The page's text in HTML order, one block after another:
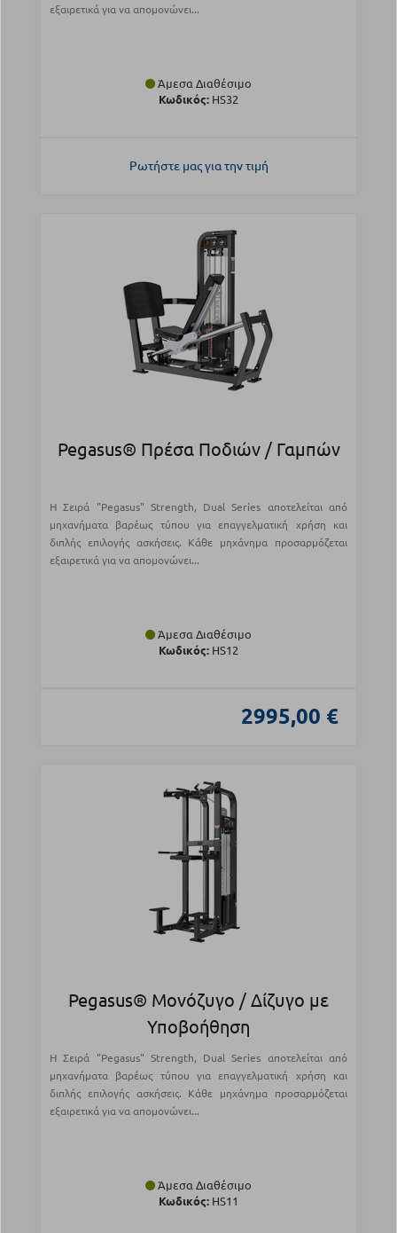
εξαιρετικά για να απομονώνει...
Άμεσα Διαθέσιμο
Κωδικός: HS32
Ρωτήστε μας για την τιμή
Pegasus® Πρέσα Ποδιών / Γαμπών
Η Σειρά "Pegasus" Strength, Dual Series αποτελείται από
μηχανήματα βαρέως τύπου για επαγγελματική χρήση και
διπλής επιλογής ασκήσεις. Κάθε μηχάνημα προσαρμόζεται
εξαιρετικά για να απομονώνει...
Άμεσα Διαθέσιμο
Κωδικός: HS12
2995,00 €
Pegasus® Μονόζυγο / Δίζυγο με
Υποβοήθηση
Η Σειρά "Pegasus" Strength, Dual Series αποτελείται από
μηχανήματα βαρέως τύπου για επαγγελματική χρήση και
διπλής επιλογής ασκήσεις. Κάθε μηχάνημα προσαρμόζεται
εξαιρετικά για να απομονώνει...
Άμεσα Διαθέσιμο
Κωδικός: HS11